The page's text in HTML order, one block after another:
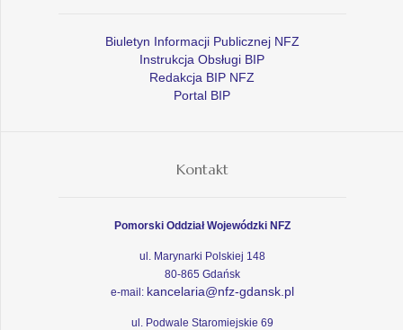
Biuletyn Informacji Publicznej NFZ
Instrukcja Obsługi BIP
Redakcja BIP NFZ
Portal BIP
Kontakt
Pomorski Oddział Wojewódzki NFZ
ul. Marynarki Polskiej 148
80-865 Gdańsk
e-mail: kancelaria@nfz-gdansk.pl
ul. Podwale Staromiejskie 69